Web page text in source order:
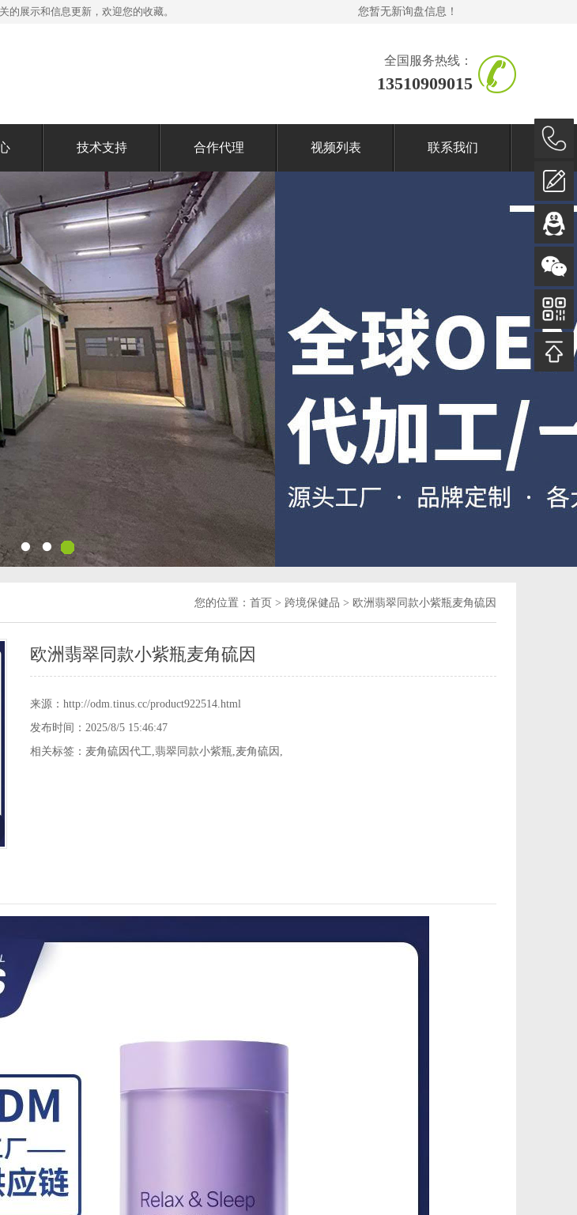
的展示和信息更新，欢迎您的收藏。 您暂无新询盘信息！
全国服务热线：
13510909015
技术支持 合作代理 视频列表 联系我们
您的位置： 首页 > 跨境保健品 > 欧洲翡翠同款小紫瓶麦角硫因
欧洲翡翠同款小紫瓶麦角硫因
来源：http://odm.tinus.cc/product922514.html
发布时间：2025/8/5 15:46:47
相关标签： 麦角硫因代工,翡翠同款小紫瓶,麦角硫因 ,